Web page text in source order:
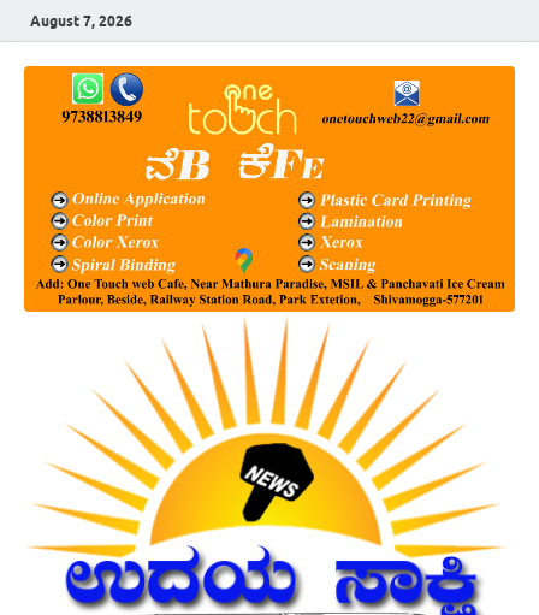
August 7, 2026